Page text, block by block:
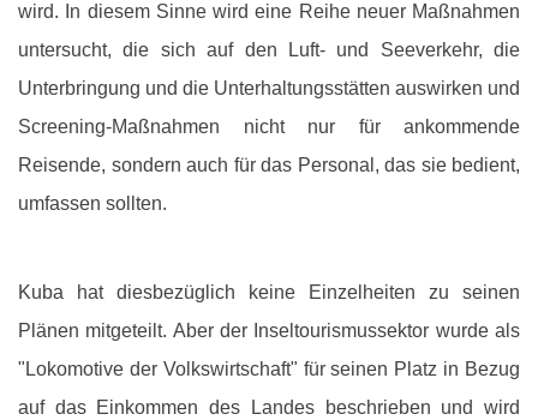
wird. In diesem Sinne wird eine Reihe neuer Maßnahmen
untersucht, die sich auf den Luft- und Seeverkehr, die
Unterbringung und die Unterhaltungsstätten auswirken und
Screening-Maßnahmen nicht nur für ankommende
Reisende, sondern auch für das Personal, das sie bedient,
umfassen sollten.
Kuba hat diesbezüglich keine Einzelheiten zu seinen
Plänen mitgeteilt. Aber der Inseltourismussektor wurde als
"Lokomotive der Volkswirtschaft" für seinen Platz in Bezug
auf das Einkommen des Landes beschrieben und wird